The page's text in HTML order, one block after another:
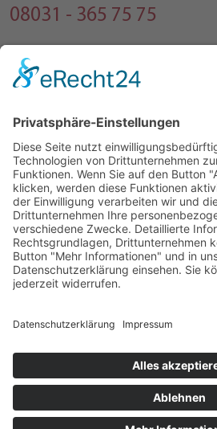
08031 - 365 75 75
Montag bis Freitag
09:00 Uhr bis 17:00 Uhr
Kontaktformular